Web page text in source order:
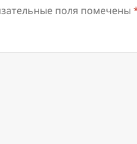
поля помечены